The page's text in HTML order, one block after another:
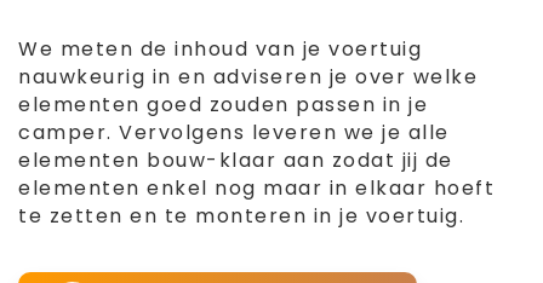
We meten de inhoud van je voertuig
nauwkeurig in en adviseren je over welke
elementen goed zouden passen in je
camper. Vervolgens leveren we je alle
elementen bouw-klaar aan zodat jij de
elementen enkel nog maar in elkaar hoeft
te zetten en te monteren in je voertuig.